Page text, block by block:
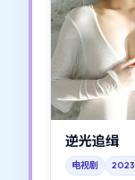
逆光追缉
电视剧 2023